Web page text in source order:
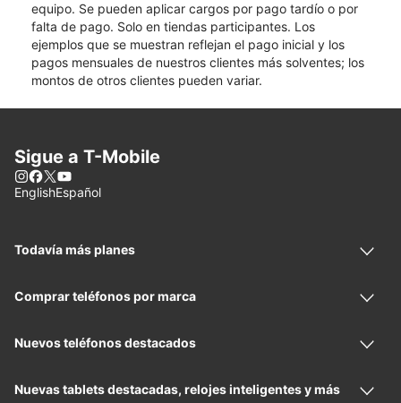
equipo. Se pueden aplicar cargos por pago tardío o por
falta de pago. Solo en tiendas participantes. Los
ejemplos que se muestran reflejan el pago inicial y los
pagos mensuales de nuestros clientes más solventes; los
montos de otros clientes pueden variar.